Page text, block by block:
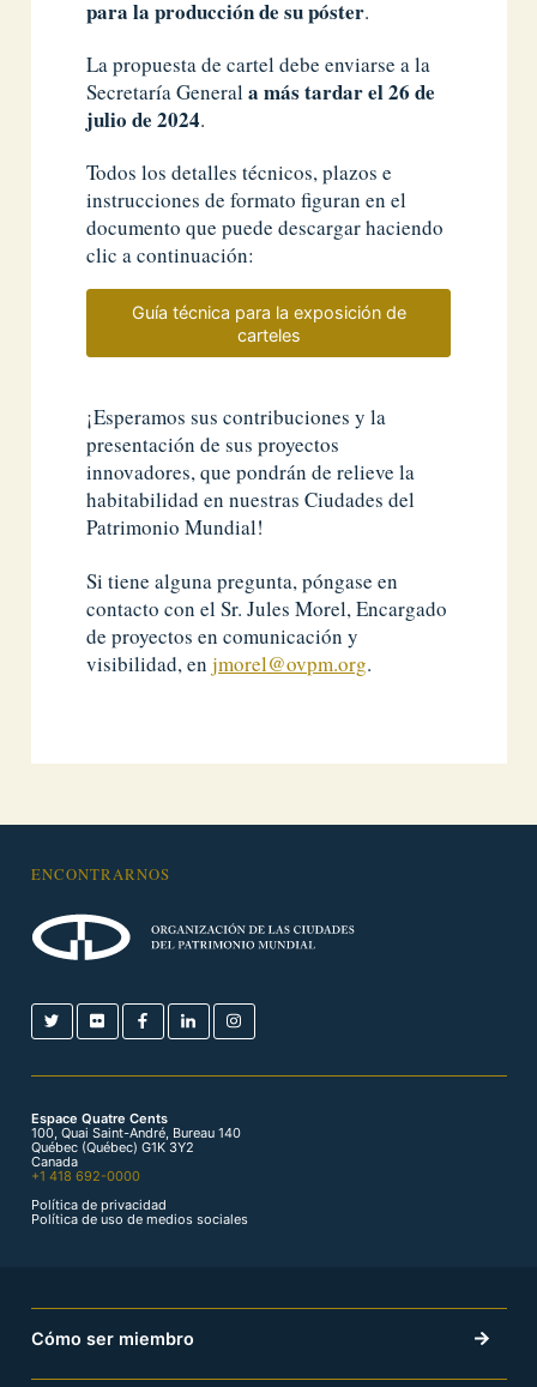
para la producción de su póster.
La propuesta de cartel debe enviarse a la
Secretaría Generala más tardar el 26 de
julio de 2024.
Todos los detalles técnicos, plazos e
instrucciones de formato figuran en el
documento que puede descargar haciendo
clic a continuación:
Guía técnica para la exposición de
carteles
¡Esperamos sus contribuciones y la
presentación de sus proyectos
innovadores, que pondrán de relieve la
habitabilidad en nuestras Ciudades del
Patrimonio Mundial!
Si tiene alguna pregunta, póngase en
contacto con el Sr. Jules Morel, Encargado
de proyectos en comunicación y
visibilidad, enjmorel@ovpm.org.
ENCONTRARNOS
Espace Quatre Cents
100, Quai Saint-André, Bureau 140
Québec (Québec) G1K 3Y2
Canada
+1 418 692-0000
Política de privacidad
Política de uso de medios sociales
Cómo ser miembro